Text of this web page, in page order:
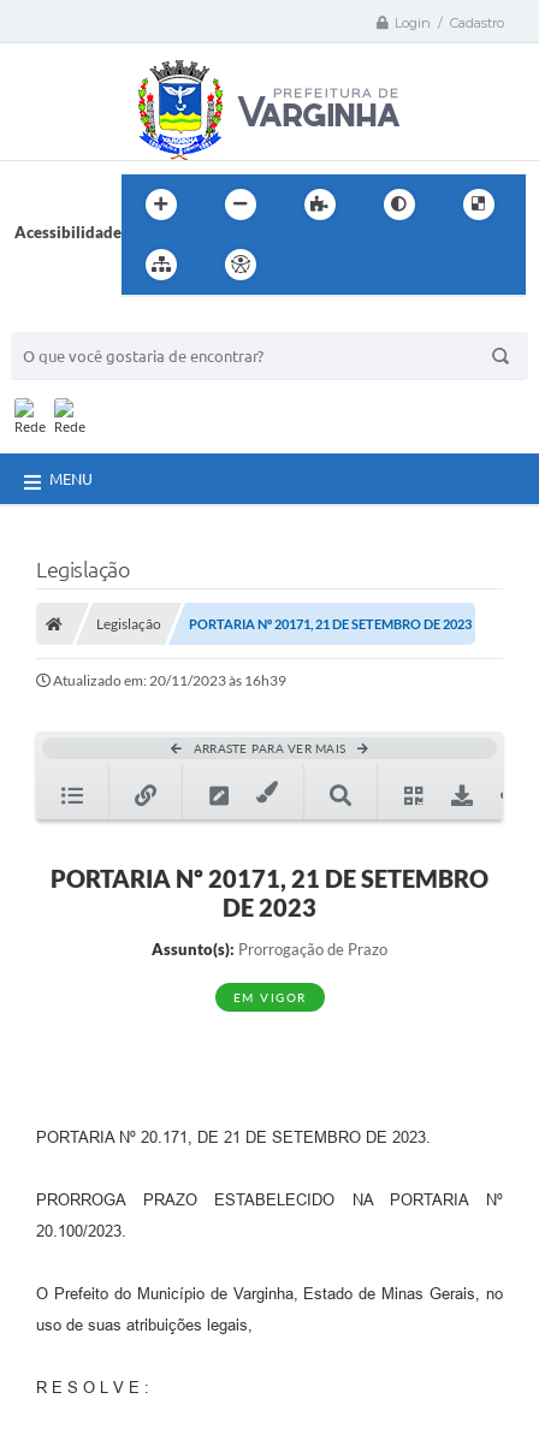
Login / Cadastro
Acessibilidade
MENU
Legislação
Legislação PORTARIA Nº 20171, 21 DE SETEMBRO DE 2023
Atualizado em: 20/11/2023 às 16h39
ARRASTE PARA VER MAIS
PORTARIA Nº 20171, 21 DE SETEMBRO
DE 2023
Assunto(s): Prorrogação de Prazo
EM VIGOR
PORTARIA Nº 20.171, DE 21 DE SETEMBRO DE 2023.
PRORROGA PRAZO ESTABELECIDO NA PORTARIA Nº
20.100/2023.
O Prefeito do Município de Varginha, Estado de Minas Gerais, no
uso de suas atribuições legais,
R E S O L V E :